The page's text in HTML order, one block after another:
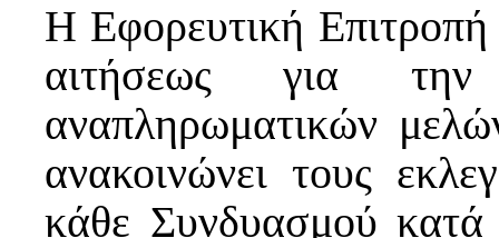
Η Εφορευτική
αιτήσεως για
αναπληρωματικών
ανακοινώνει τους
κάθε Συνδυασμού κατά